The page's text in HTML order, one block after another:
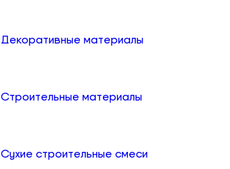
Декоративные материалы
Строительные материалы
Сухие строительные смеси